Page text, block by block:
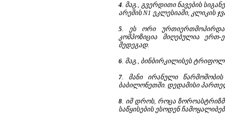
4 . მაგ., გვერდითი ნავების
არეშის N1 ეკლესიაში, კლიკის
5 . ეს ორი
კომპოზიცია მიღებულია ერთ-
შედეგად.
6 . მაგ., ბინბირკილისეს
7 . მანი ირანული
ბაბილონეთში. დედამისი
8 . იმ დროს, როცა
საწყისების ესოდენ